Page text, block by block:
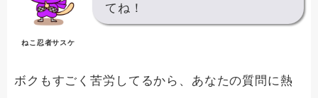
ねこ忍者サスケ
てね！
ボクもすごく苦労してるから、あなたの質問に熱